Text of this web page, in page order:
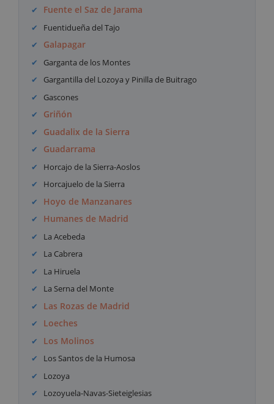
Fuente el Saz de Jarama
Fuentidueña del Tajo
Galapagar
Garganta de los Montes
Gargantilla del Lozoya y Pinilla de Buitrago
Gascones
Griñón
Guadalix de la Sierra
Guadarrama
Horcajo de la Sierra-Aoslos
Horcajuelo de la Sierra
Hoyo de Manzanares
Humanes de Madrid
La Acebeda
La Cabrera
La Hiruela
La Serna del Monte
Las Rozas de Madrid
Loeches
Los Molinos
Los Santos de la Humosa
Lozoya
Lozoyuela-Navas-Sieteiglesias